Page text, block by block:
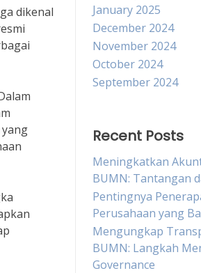
dikenal
January 2025
December 2024
November 2024
October 2024
September 2024
Recent Posts
Meningkatkan
BUMN: Tantangan
Pentingnya
Perusahaan yang
Mengungkap
BUMN: Langkah
Governance